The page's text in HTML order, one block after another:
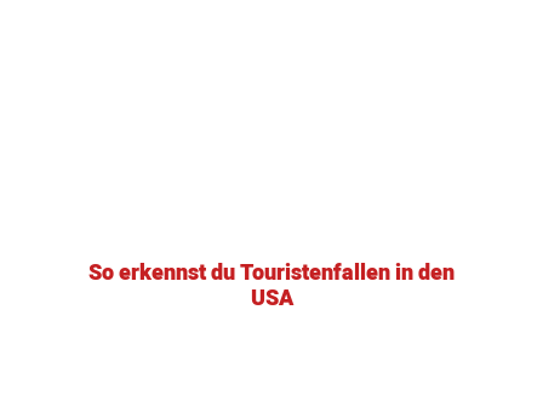
So erkennst du Touristenfallen in den
USA